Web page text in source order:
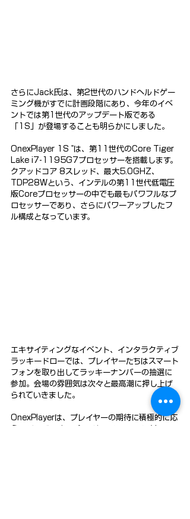
さらにJack氏は、第2世代のハンドヘルドゲー
ミング機がすでに計画段階にあり、今年のイベ
ントでは第1世代のアップデート版である
「1S」が登場することも明らかにしました。
OnexPlayer 1S "は、第11世代のCore Tiger
Lake i7-1195G7プロセッサーを搭載します。
クアッドコア 8スレッド、最大5.0GHZ、
TDP28Wという、インテルの第11世代低電圧
版Coreプロセッサーの中でも最もパワフルなプ
ロセッサーであり、さらにパワーアップしたフ
ル構成となっています。
エキサイティングなイベント、インタラクティブ
ラッキードローでは、プレイヤーたちはスマート
フォンを取り出してラッキーナンバーの抽選に
参加。会場の雰囲気は次々と最高潮に押し上げ
られていきました。
OnexPlayerは、プレイヤーの期待に積極的に応